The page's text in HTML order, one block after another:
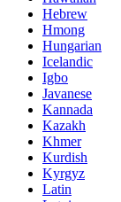
Hebrew
Hmong
Hungarian
Icelandic
Igbo
Javanese
Kannada
Kazakh
Khmer
Kurdish
Kyrgyz
Latin